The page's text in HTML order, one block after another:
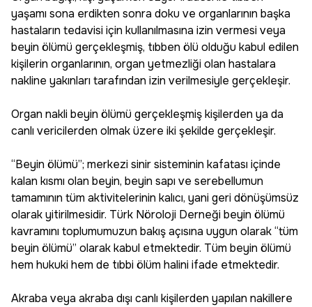
yaşamı sona erdikten sonra doku ve organlarının başka
hastaların tedavisi için kullanılmasına izin vermesi veya
beyin ölümü gerçekleşmiş, tıbben ölü olduğu kabul edilen
kişilerin organlarının, organ yetmezliği olan hastalara
nakline yakınları tarafından izin verilmesiyle gerçekleşir.
Organ nakli beyin ölümü gerçekleşmiş kişilerden ya da
canlı vericilerden olmak üzere iki şekilde gerçekleşir.
“Beyin ölümü”; merkezi sinir sisteminin kafatası içinde
kalan kısmı olan beyin, beyin sapı ve serebellumun
tamamının tüm aktivitelerinin kalıcı, yani geri dönüşümsüz
olarak yitirilmesidir. Türk Nöroloji Derneği beyin ölümü
kavramını toplumumuzun bakış açısına uygun olarak “tüm
beyin ölümü” olarak kabul etmektedir. Tüm beyin ölümü
hem hukuki hem de tıbbi ölüm halini ifade etmektedir.
Akraba veya akraba dışı canlı kişilerden yapılan nakillere